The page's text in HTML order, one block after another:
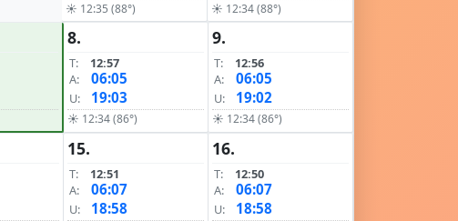
☀ 12:35 (88°) ☀ 12:34 (88°)
8.
T:
12:57
A:
06:05
U: 19:03
☀ 12:34 (86°)
9.
T:
12:56
A:
06:05
U: 19:02
☀ 12:34 (86°)
15.
T:
12:51
A:
06:07
U: 18:58
16.
T:
12:50
A:
06:07
U: 18:58